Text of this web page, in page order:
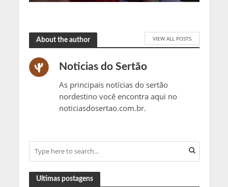
About the author VIEW ALL POSTS
Noticias do Sertão
As principais notícias do sertão
nordestino você encontra aqui no
noticiasdosertao.com.br.
Ultimas postagens